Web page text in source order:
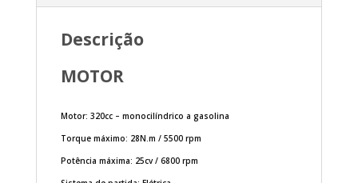
Descrição
MOTOR
Motor: 320cc – monocilíndrico a gasolina
Torque máximo: 28N.m / 5500 rpm
Potência máxima: 25cv / 6800 rpm